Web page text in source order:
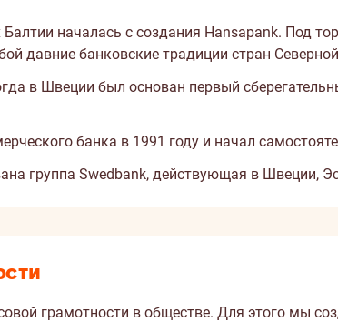
Балтии началась с создания Hansapank. Под
давние банковские традиции стран
в Швеции был основан первый
банка в 1991 году и начал
группа Swedbank, действующая в Швеции,
грамотности в обществе. Для этого мы